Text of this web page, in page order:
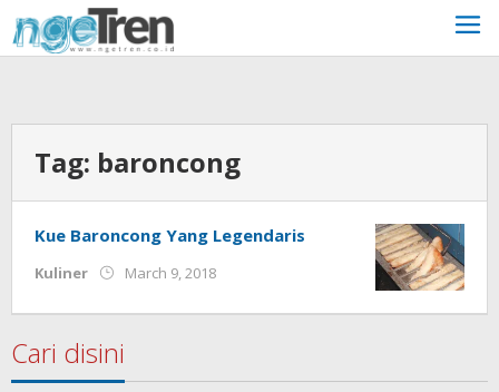
to
content
Tag: baroncong
Kue Baroncong Yang Legendaris
Kuliner March 9, 2018
Cari disini